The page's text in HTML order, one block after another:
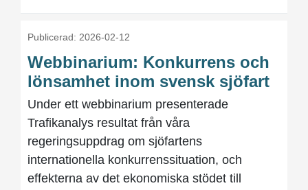
Publicerad: 2026-02-12
Webbinarium: Konkurrens och
lönsamhet inom svensk sjöfart
Under ett webbinarium presenterade
Trafikanalys resultat från våra
regeringsuppdrag om sjöfartens
internationella konkurrenssituation, och
effekterna av det ekonomiska stödet till